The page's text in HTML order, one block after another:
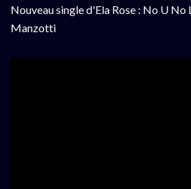
Nouveau single d'Ela Rose : No U No
Manzotti